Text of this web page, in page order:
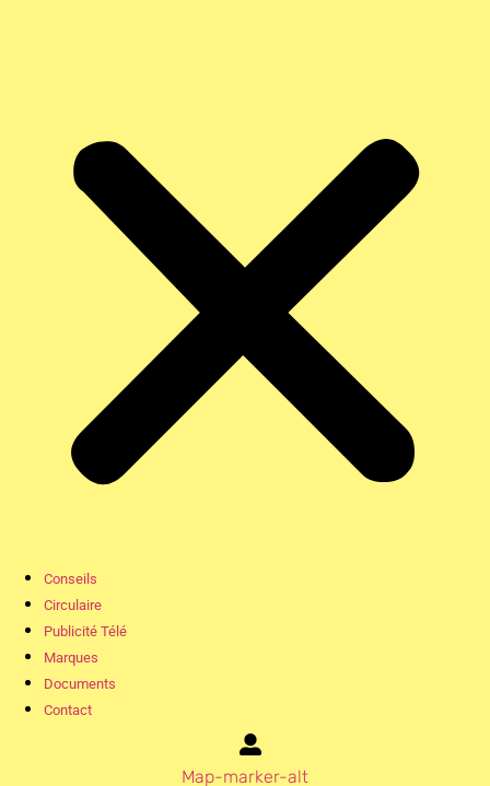
Conseils
Circulaire
Publicité Télé
Marques
Documents
Contact
Map-marker-alt